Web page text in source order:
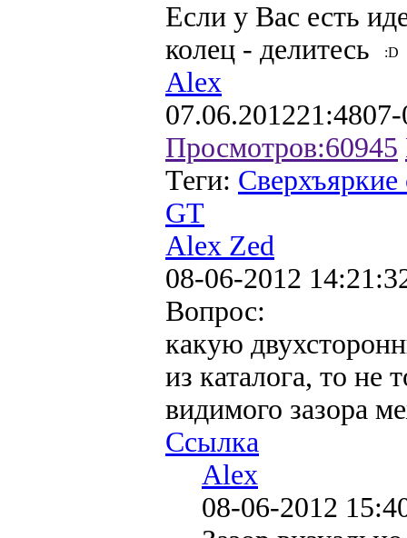
Если у Вас есть
колец - делитесь
Alex
07.06.201221:48
Просмотров:60945
Теги: Сверхъяркие
GT
Alex Zed
08-06-2012
Вопрос:
какую
из каталога, то не
видимого зазора
Ссылка
Alex
08-06-2012